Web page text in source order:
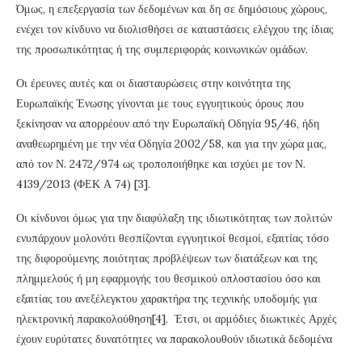
Όμως, η επεξεργασία των δεδομένων και δη σε δημόσιους χώρους,
ενέχει τον κίνδυνο να διολισθήσει σε καταστάσεις ελέγχου της ίδιας
της προσωπικότητας ή της συμπεριφοράς κοινωνικών ομάδων.
Οι έρευνες αυτές και οι διασταυρώσεις στην κοινότητα της
Ευρωπαϊκής Ένωσης γίνονται με τους εγγυητικούς όρους που
ξεκίνησαν να απορρέουν από την Ευρωπαϊκή Οδηγία 95/46, ήδη
αναθεωρημένη με την νέα Οδηγία 2002/58, και για την χώρα μας,
από τον Ν. 2472/974 ως τροποποιήθηκε και ισχύει με τον Ν.
4139/2013 (ΦΕΚ Α 74) [3].
Οι κίνδυνοι όμως για την διαφύλαξη της ιδιωτικότητας των πολιτών
ενυπάρχουν μολονότι θεσπίζονται εγγυητικοί θεσμοί, εξαιτίας τόσο
της διφορούμενης ποιότητας προβλέψεων των διατάξεων και της
πλημμελούς ή μη εφαρμογής του θεσμικού οπλοστασίου όσο και
εξαιτίας του ανεξέλεγκτου χαρακτήρα της τεχνικής υποδομής για
ηλεκτρονική παρακολούθηση[4]. Έτσι, οι αρμόδιες διωκτικές Αρχές
έχουν ευρύτατες δυνατότητες να παρακολουθούν ιδιωτικά δεδομένα